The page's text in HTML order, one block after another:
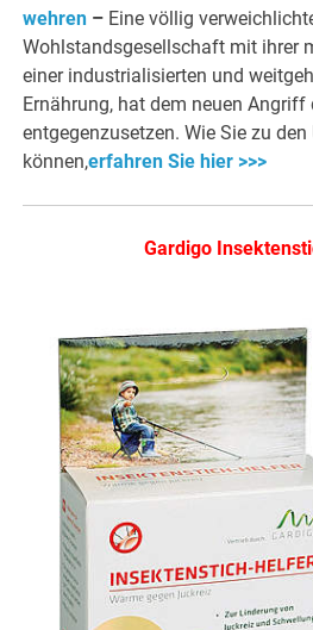
wehren – Eine völlig
Wohlstandsgesellschaft mit ihrer
einer industrialisierten und
Ernährung, hat dem neuen
entgegenzusetzen. Wie Sie zu
können,erfahren Sie hier >>>
Gardigo